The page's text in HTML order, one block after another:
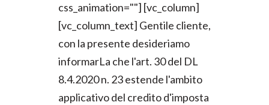
css_animation=""] [vc_column]
[vc_column_text] Gentile cliente,
con la presente desideriamo
informarLa che l'art. 30 del DL
8.4.2020 n. 23 estende l'ambito
applicativo del credito d'imposta